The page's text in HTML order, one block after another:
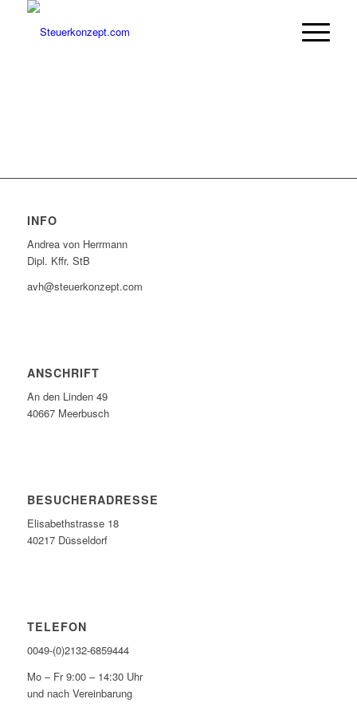
INFO
Andrea von Herrmann
Dipl. Kffr. StB
avh@steuerkonzept.com
ANSCHRIFT
An den Linden 49
40667 Meerbusch
BESUCHERADRESSE
Elisabethstrasse 18
40217 Düsseldorf
TELEFON
0049-(0)2132-6859444
Mo – Fr 9:00 – 14:30 Uhr
und nach Vereinbarung